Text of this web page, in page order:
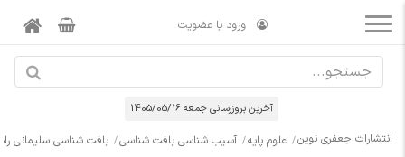
ورود یا عضویت
آخرین بروزرسانی جمعه 1405/05/16
انتشارات جعفری نوین علوم پایه آسیب شناسی بافت شناسی بافت شناسی سلیمانی راد